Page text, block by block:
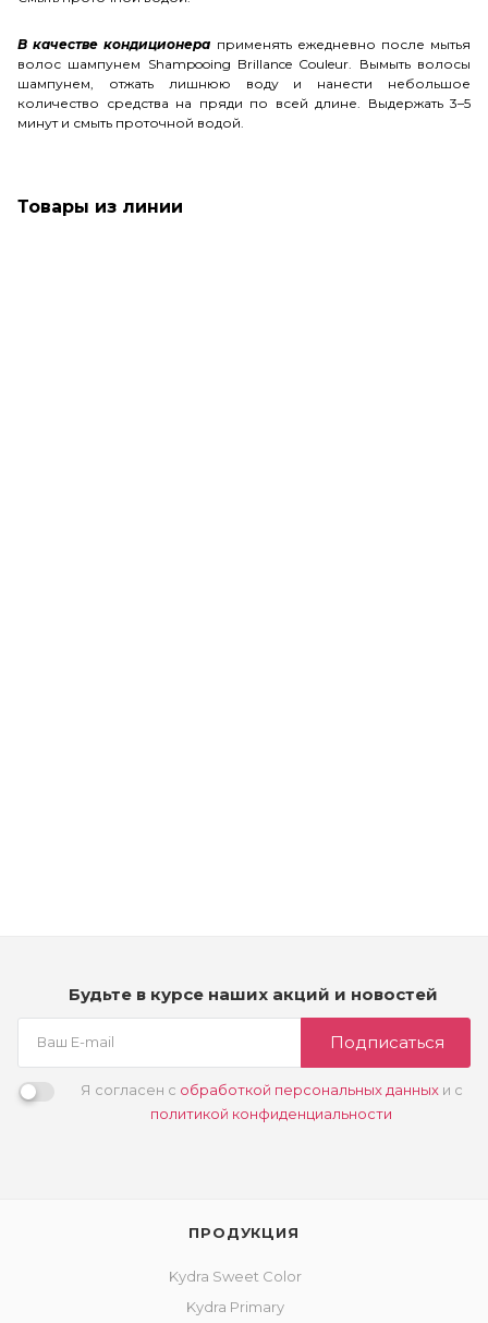
В качестве кондиционера применять ежедневно после мытья
волос шампунем Shampooing Brillance Couleur. Вымыть волосы
шампунем, отжать лишнюю воду и нанести небольшое
количество средства на пряди по всей длине. Выдержать 3–5
минут и смыть проточной водой.
Товары из линии
Будьте в курсе наших акций и новостей
Подписаться
Я согласен с обработкой персональных данныхи с
политикой конфиденциальности
ПРОДУКЦИЯ
Kydra Sweet Color
Kydra Primary